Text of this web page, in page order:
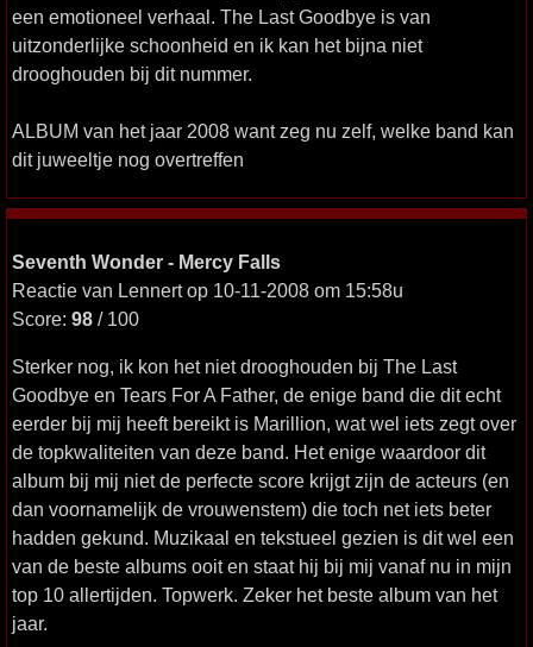
een emotioneel verhaal. The Last Goodbye is van
uitzonderlijke schoonheid en ik kan het bijna niet
drooghouden bij dit nummer.
ALBUM van het jaar 2008 want zeg nu zelf, welke band kan
dit juweeltje nog overtreffen
Seventh Wonder - Mercy Falls
Reactie van Lennert op 10-11-2008 om 15:58u
Score: 98 / 100
Sterker nog, ik kon het niet drooghouden bij The Last
Goodbye en Tears For A Father, de enige band die dit echt
eerder bij mij heeft bereikt is Marillion, wat wel iets zegt over
de topkwaliteiten van deze band. Het enige waardoor dit
album bij mij niet de perfecte score krijgt zijn de acteurs (en
dan voornamelijk de vrouwenstem) die toch net iets beter
hadden gekund. Muzikaal en tekstueel gezien is dit wel een
van de beste albums ooit en staat hij bij mij vanaf nu in mijn
top 10 allertijden. Topwerk. Zeker het beste album van het
jaar.